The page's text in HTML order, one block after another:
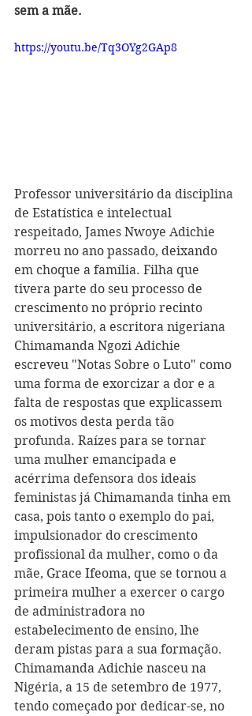
sem a mãe.
https://youtu.be/Tq3OYg2GAp8
Professor universitário da disciplina
de Estatística e intelectual
respeitado, James Nwoye Adichie
morreu no ano passado, deixando
em choque a família. Filha que
tivera parte do seu processo de
crescimento no próprio recinto
universitário, a escritora nigeriana
Chimamanda Ngozi Adichie
escreveu "Notas Sobre o Luto" como
uma forma de exorcizar a dor e a
falta de respostas que explicassem
os motivos desta perda tão
profunda. Raízes para se tornar
uma mulher emancipada e
acérrima defensora dos ideais
feministas já Chimamanda tinha em
casa, pois tanto o exemplo do pai,
impulsionador do crescimento
profissional da mulher, como o da
mãe, Grace Ifeoma, que se tornou a
primeira mulher a exercer o cargo
de administradora no
estabelecimento de ensino, lhe
deram pistas para a sua formação.
Chimamanda Adichie nasceu na
Nigéria, a 15 de setembro de 1977,
tendo começado por dedicar-se, no